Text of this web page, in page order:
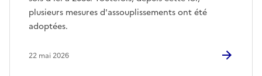
plusieurs mesures d'assouplissements ont été
adoptées.
22 mai 2026